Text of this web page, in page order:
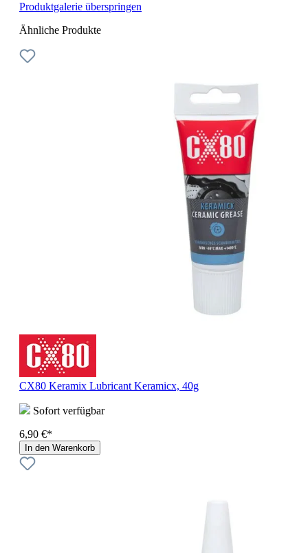
Produktgalerie überspringen
Ähnliche Produkte
CX80 Keramix Lubricant Keramicx, 40g
Sofort verfügbar
6,90 €*
In den Warenkorb